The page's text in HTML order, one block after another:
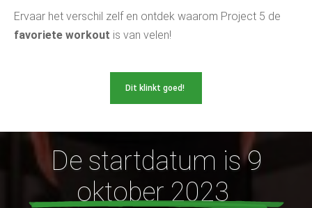
Ervaar het verschil zelf en ontdek waarom Project 5 de
favoriete workout is van velen!
Dit klinkt goed!
De startdatum is 9
oktober 2023